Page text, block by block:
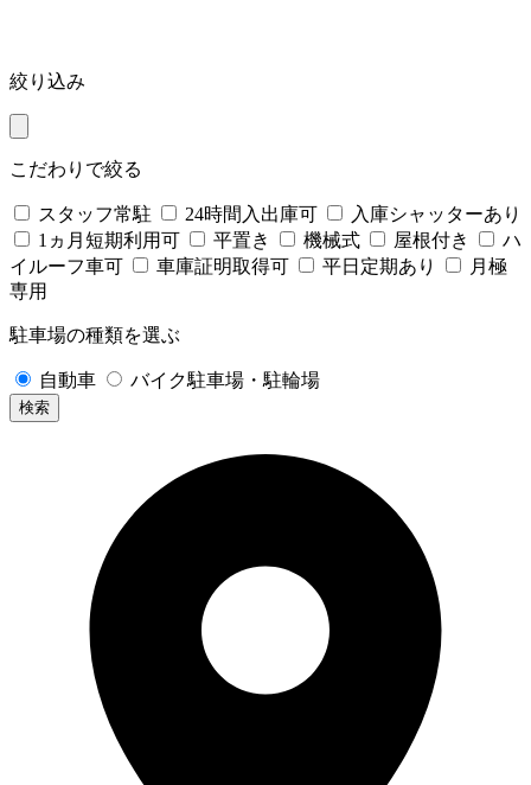
絞り込み
こだわりで絞る
スタッフ常駐 24時間入出庫可
入庫シャッターあり
1ヵ月短期利用可
平置き 機械式 屋根付き
ハ
イルーフ車可
車庫証明取得可 平日定期あり
月極
専用
駐車場の種類を選ぶ
自動車 バイク駐車場・駐輪場
検索